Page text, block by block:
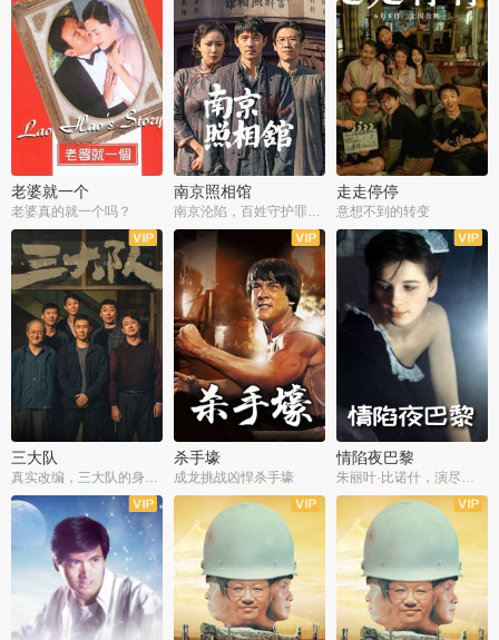
老婆就一个
老婆真的就一个吗？
南京照相馆
南京沦陷，百姓守护罪证底片
走走停停
意想不到的转变
三大队 杀手壕
成龙挑战凶悍杀手壕
情陷夜巴黎